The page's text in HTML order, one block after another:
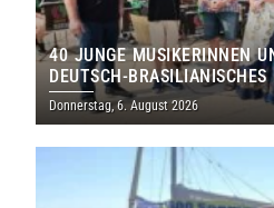
40 JUNGE MUSIKERINNEN
DEUTSCH-
THOLEY
Donnerstag, 6. August 2026